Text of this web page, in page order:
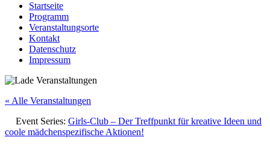
Startseite
Programm
Veranstaltungsorte
Kontakt
Datenschutz
Impressum
« Alle Veranstaltungen
Event Series: Girls-Club – Der Treffpunkt für kreative Ideen und
coole mädchenspezifische Aktionen!